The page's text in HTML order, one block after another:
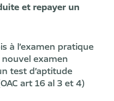
et repayer un
à l’examen pratique
examen
test d’aptitude
art 16 al 3 et 4)